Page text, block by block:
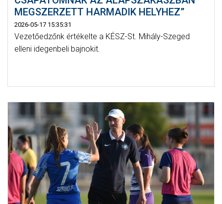
MEGSZERZETT HARMADIK HELYHEZ”
2026-05-17 15:35:31
Vezetőedzőnk értékelte a KÉSZ-St. Mihály-Szeged
elleni idegenbeli bajnokit.